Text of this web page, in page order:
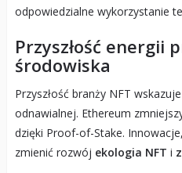
odpowiedzialne wykorzystanie
Przyszłość energii
środowiska
Przyszłość branży NFT
odnawialnej. Ethereum
dzięki Proof-of-Stake.
zmienić rozwój ekologia NFT i